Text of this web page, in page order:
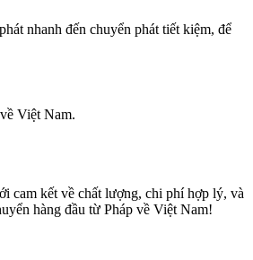
nhanh đến chuyển phát tiết kiệm, để
Việt Nam.
cam kết về chất lượng, chi phí hợp lý, và
hàng đầu từ Pháp về Việt Nam!